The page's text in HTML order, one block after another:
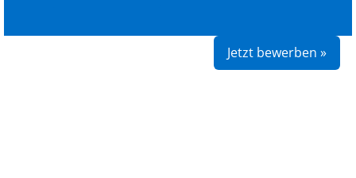
Jetzt bewerben »